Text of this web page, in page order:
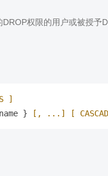
权限的用户或被授予
]
} [, ...] [